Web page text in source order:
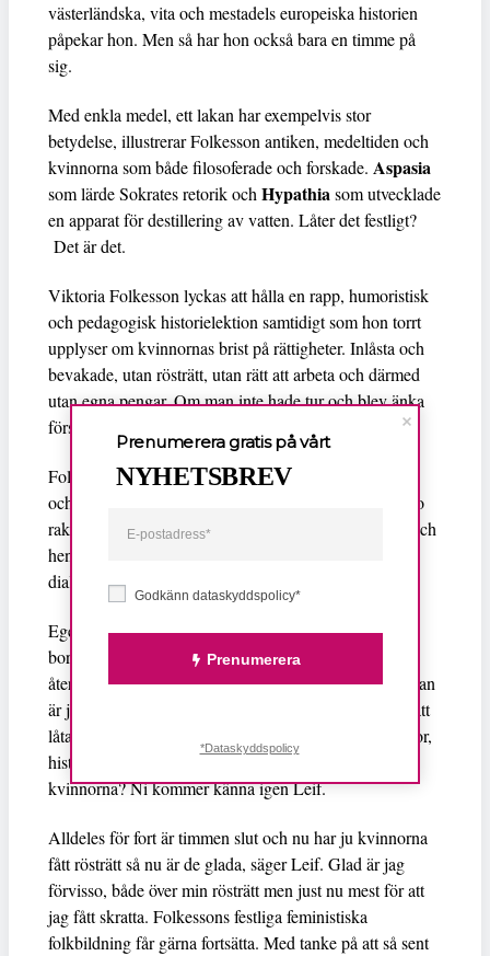
västerländska, vita och mestadels europeiska historien
påpekar hon. Men så har hon också bara en timme på
sig.
Med enkla medel, ett lakan har exempelvis stor
betydelse, illustrerar Folkesson antiken, medeltiden och
kvinnorna som både filosoferade och forskade. Aspasia
som lärde Sokrates retorik ochHypathiasom utvecklade
en apparat för destillering av vatten. Låter det festligt?
Det är det.
Viktoria Folkesson lyckas att hålla en rapp, humoristisk
och pedagogisk historielektion samtidigt som hon torrt
upplyser om kvinnornas brist på rättigheter. Inlåsta och
bevakade, utan rösträtt, utan rätt att arbeta och därmed
utan egna pengar. Om man inte hade tur och blev änka
förstås.
Folkesson har själv skrivit denna performance lecture
och gör dessutom samtliga roller. Det är ett högt tempo
rakt igenom där lakanet, en och annan hatt, musiken och
hennes förmåga att använda sig av ett gäng olika
dialekter gör kvinnorna och historien levande för oss.
Egentligen, med tanke på föreställningens budskap,
borde jag inte nämna den på scenen ständigt
återkommande manlige historieprofessorn Leif, men han
är ju så ljuvligt gestaltad av Folkesson så det går inte att
låta bli. Alla som någon gång frågat en lärare, professor,
historieboksförfattare eller ett läromedelsförlag: var är
kvinnorna? Ni kommer känna igen Leif.
Alldeles för fort är timmen slut och nu har ju kvinnorna
fått rösträtt så nu är de glada, säger Leif. Glad är jag
förvisso, både över min rösträtt men just nu mest för att
jag fått skratta. Folkessons festliga feministiska
folkbildning får gärna fortsätta. Med tanke på att så sent
Godkänn dataskyddspolicy*
Prenumerera
Prenumerera gratis på vårt
NYHETSBREV
*Dataskyddspolicy